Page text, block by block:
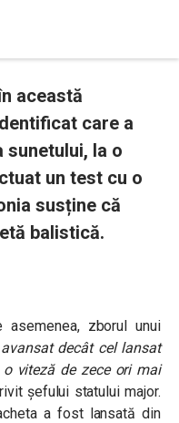
această
care a
sunetului, la o
un test cu o
susține că
balistică.
zborul unui
decât cel lansat
viteză de zece ori mai
șefului statului major.
a fost lansată din